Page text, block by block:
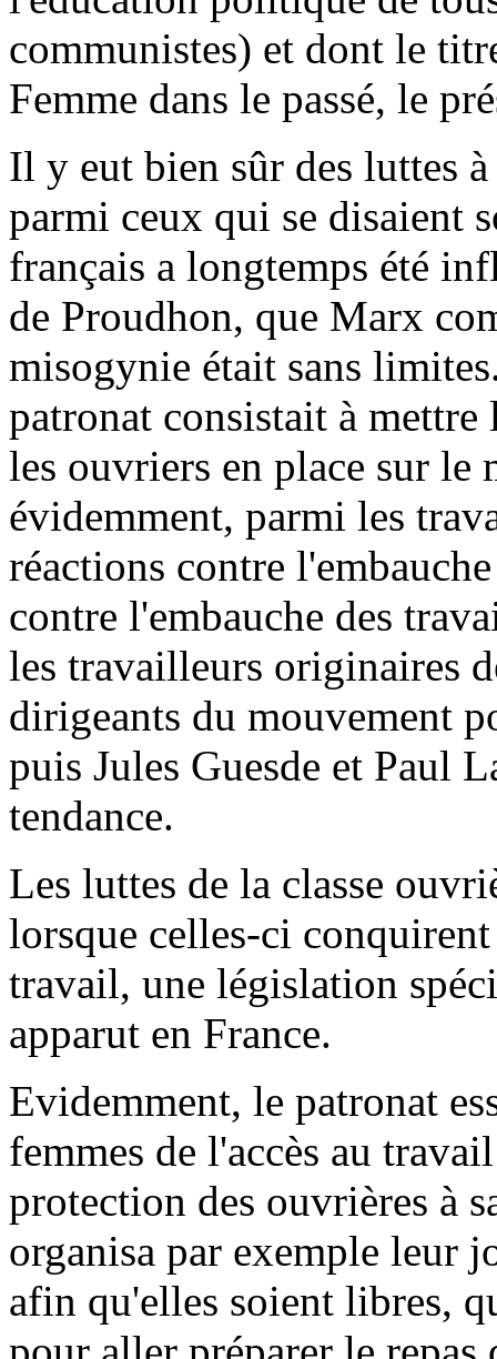
communistes) et dont le
Femme dans le passé, le
Il y eut bien sûr des luttes
parmi ceux qui se disaient
français a longtemps été
de Proudhon, que Marx
misogynie était sans
patronat consistait à mettre
les ouvriers en place sur
évidemment, parmi les
réactions contre
contre l'embauche des
les travailleurs originaires
dirigeants du mouvement
puis Jules Guesde et Paul
tendance.
Les luttes de la classe
lorsque celles-ci
travail, une législation
apparut en France.
Evidemment, le patronat
femmes de l'accès au
protection des ouvrières à
organisa par exemple leur
afin qu'elles soient libres,